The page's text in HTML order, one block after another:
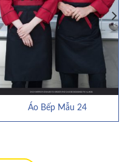
Áo Bếp Mẫu 24